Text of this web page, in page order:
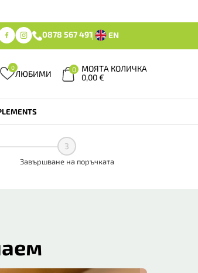
0878 567 491 EN
0
ЛЮБИМИ 0
МОЯТА КОЛИЧКА
0,00€
3
Завършване на поръчката